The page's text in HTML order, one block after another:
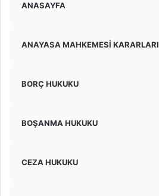
ANASAYFA
ANAYASA MAHKEMESİ KARARLARI
BORÇ HUKUKU
BOŞANMA HUKUKU
CEZA HUKUKU